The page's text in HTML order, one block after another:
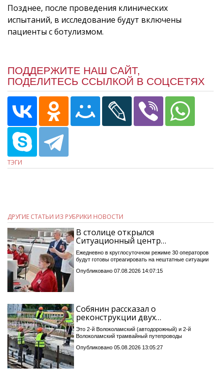
Позднее, после проведения клинических
испытаний, в исследование будут включены
пациенты с ботулизмом.
ПОДДЕРЖИТЕ НАШ САЙТ,
ПОДЕЛИТЕСЬ ССЫЛКОЙ В СОЦСЕТЯХ
ТЭГИ
ДРУГИЕ СТАТЬИ ИЗ РУБРИКИ НОВОСТИ
В столице открылся
Ситуационный центр…
Ежедневно в круглосуточном режиме 30 операторов
будут готовы отреагировать на нештатные ситуации
Опубликовано 07.08.2026 14:07:15
Собянин рассказал о
реконструкции двух…
Это 2-й Волоколамский (автодорожный) и 2-й
Волоколамский трамвайный путепроводы
Опубликовано 05.08.2026 13:05:27